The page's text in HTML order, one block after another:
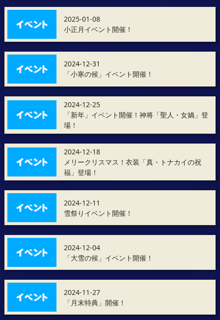
2025-01-08
小正月イベント開催！
2024-12-31
「小寒の候」イベント開催！
2024-12-25
「新年」イベント開催！神将「聖人・女媧」登
場！
2024-12-18
メリークリスマス！衣装「真・トナカイの祝
福」登場！
2024-12-11
雪祭りイベント開催！
2024-12-04
「大雪の候」イベント開催！
2024-11-27
「月末特典」開催！